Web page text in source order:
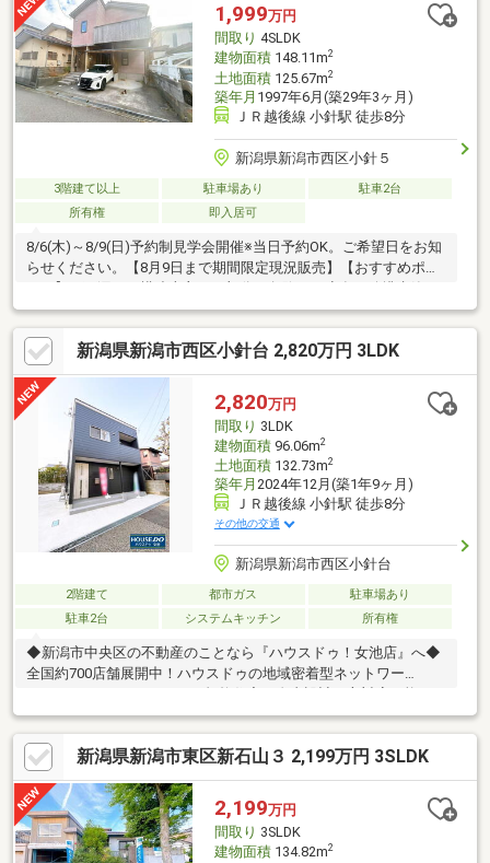
1,999万円
間取り 4SLDK
建物面積148.11m2
土地面積125.67m2
築年月 1997年6月(築29年3ヶ月)
ＪＲ越後線 小針駅 徒歩8分
新潟県新潟市西区小針５
3階建て以上 駐車場あり
駐車2台
所有権
即入居可
8/6(木)～8/9(日)予約制見学会開催※当日予約OK。ご希望日をお知
らせください。【8月9日まで期間限定現況販売】【おすすめポイ
故障や漏水についてお引渡しより２年間保証・シロアリ防除工事
施工後5年間保証・返済額や融資可能額など、お客様のご希望にあ
わせてご提案。住宅ローンが初めての方でもお気軽にご相談くだ
さい【周辺施設】・小針駅まで約600ｍ・小針小学校まで約500
ｍ・小針中学校まで約1100ｍ※本物件は住宅ローン減税が適用さ
れます。詳しくはお問合せください。
新潟県新潟市西区小針台 2,820万円 3LDK
2,820万円
間取り 3LDK
建物面積96.06m2
土地面積132.73m2
築年月 2024年12月(築1年9ヶ月)
ＪＲ越後線 小針駅 徒歩8分
その他の交通
新潟県新潟市西区小針台
2階建て 都市ガス
駐車場あり
駐車2台
システムキッチン 所有権
◆新潟市中央区の不動産のことなら『ハウスドゥ！女池店』へ◆
全国約700店舗展開中！ハウスドゥの地域密着型ネットワー
ンストップ型店舗土地探し・新築・リフォーム・売却・お引越し
に至るまで不動産に関するご相談はハウスドゥ!女池店で全て解
決！完成済！いつでもご案内可能です♪お気軽にお問い合わせ下さ
い【025-288-5891】≪物件おすすめポイント≫■閑静な住宅街♪■
全居室収納の3LDK！■LDKが広々17.3畳♪■全居室6畳以上♪
新潟県新潟市東区新石山３ 2,199万円 3SLDK
2,199万円
間取り 3SLDK
建物面積134.82m2